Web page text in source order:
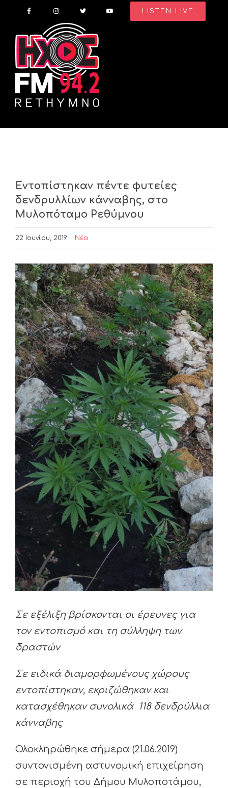
content
LISTEN LIVE
Εντοπίστηκαν πέντε φυτείες
δενδρυλλίων κάνναβης, στο
Μυλοπόταμο Ρεθύμνου
22 Ιουνίου, 2019 Nέα
View
Larger
Image
Σε εξέλιξη βρίσκονται οι έρευνες για
τον εντοπισμό και τη σύλληψη των
δραστών
Σε ειδικά διαμορφωμένους χώρους
εντοπίστηκαν, εκριζώθηκαν και
κατασχέθηκαν συνολικά 118 δενδρύλλια
κάνναβης
Ολοκληρώθηκε σήμερα (21.06.2019)
συντονισμένη αστυνομική επιχείρηση
σε περιοχή του Δήμου Μυλοποτάμου,